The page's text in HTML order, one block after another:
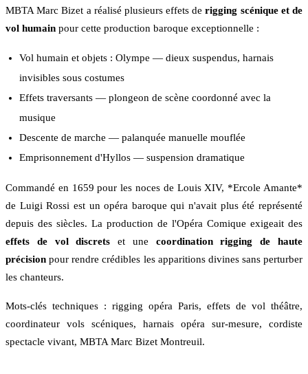
MBTA Marc Bizet a réalisé plusieurs effets derigging scénique et de
vol humain pour cette production baroque exceptionnelle :
Vol humain et objets : Olympe — dieux suspendus, harnais
invisibles sous costumes
Effets traversants — plongeon de scène coordonné avec la
musique
Descente de marche — palanquée manuelle mouflée
Emprisonnement d'Hyllos — suspension dramatique
Commandé en 1659 pour les noces de Louis XIV, *Ercole Amante*
de Luigi Rossi est un opéra baroque qui n'avait plus été représenté
depuis des siècles. La production de l'Opéra Comique exigeait des
effets de vol discrets et une coordination rigging de haute
précision pour rendre crédibles les apparitions divines sans perturber
les chanteurs.
Mots-clés techniques : rigging opéra Paris, effets de vol théâtre,
coordinateur vols scéniques, harnais opéra sur-mesure, cordiste
spectacle vivant, MBTA Marc Bizet Montreuil.